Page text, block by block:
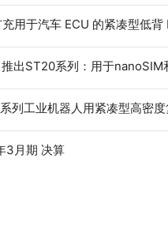
用于汽车 ECU 的紧凑型低
出ST20系列：用于
列工业机器人用紧凑型高密
3月期 决算